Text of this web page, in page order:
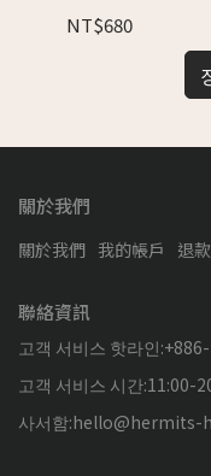
NT$680
關於我們
關於我們 我的帳戶 退
聯絡資訊
고객 서비스 핫라인
고객 서비스 시간:11:00-
사서함:hello@hermits-